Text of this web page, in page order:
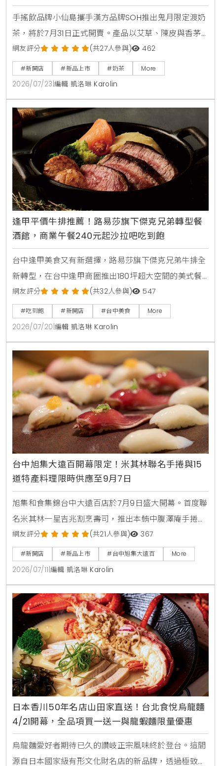
手搖飲品牌小仙島攜手漢方品牌SOH推出鬼月限定渡奶
茶，將於7月31日正式開賣。產品以艾草、陳皮與香茅
等草本食材入茶，帶給讀者清爽去悶的全新風味。同步
登場的還有誠品生活台北南西店快閃店，以及與
Allumer Dessert合作的中秋甜點禮盒，提供豐富的生
活體驗與門市優惠。
網友評分 (共27人參與) 462
#新開店 #新品上市 #奶茶 More
2026/07/23 編輯 凱洛琳 Karolin
逢甲平價牛排推薦！路易莎旗下傑克兄弟轉型餐
酒館，商業午餐240元起沙拉吧吃到飽
台中逢甲美食又有新選擇，路易莎旗下傑克兄弟牛排全
新轉型，在台中逢甲商圈推出180坪超大空間的美式餐
酒館新店型。主打從早午餐，商業午餐到深夜餐酒全時
段供應，平日點早午餐加49元，晚上週末加99元即享
自助沙拉吧，路易莎咖啡無限續。商業午餐240元起，
更提供現烤披薩，各式烤串與超過100款世界微醺飲
品，是台中西屯朋友聚會，看球賽放鬆的寶藏餐廳。
網友評分 (共32人參與) 547
#吃到飽 #新開店 #台中美食 More
2026/07/20 編輯 凱洛琳 Karolin
台中旭集大遠百開幕限定！米其林聯名手捲與15
道特產料理限時供應至9月7日
旭集和食集錦台中大遠百店於7月9日盛大開幕。首度聯
名米其林一星吉兆割烹壽司，推出本鮪中腹澤庵手捲與
蟹肉海膽空氣春捲。同步引進日本蜜柑鰤魚與NISSEI霜
淇淋聖代，更將台中在地的麻薏、大甲芋頭、東泉辣椒
醬融入和食料理中，打造15道只供應到9月7日的台中限
定旬味。
網友評分 (共21人參與) 367
#新開店 #新品上市 #台中旭集大遠百 More
2026/07/11 編輯 凱洛琳 Karolin
日本香川50年名店山田家直送！台北食悅烏龍麵
4/21開幕，全品項買一送一與龍蝦麵限量優惠
烏龍麵愛好者期待已久的讚岐正宗風味終於登台。這間
源自日本國家級有形文化財名店的新品牌，透過極致的